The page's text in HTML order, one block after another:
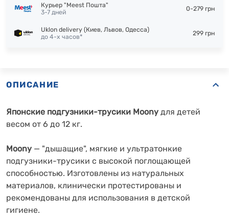
Курьер "Meest Пошта"
3-7 дней
0-279 грн
Uklon delivery (Киев, Львов, Одесса)
до 4-х часов*
299 грн
ОПИСАНИЕ
Японские подгузники-трусики Moony для детей
весом от 6 до 12 кг.
Moony — "дышащие", мягкие и ультратонкие
подгузники-трусики с высокой поглощающей
способностью. Изготовлены из натуральных
материалов, клинически протестированы и
рекомендованы для использования в детской
гигиене.